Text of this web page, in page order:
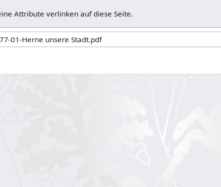
Attribute verlinken auf diese Seite.